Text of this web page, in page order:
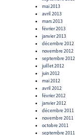
mai 2013
avril 2013
mars 2013
février 2013
janvier 2013
décembre 2012
novembre 2012
septembre 2012
juillet 2012
juin 2012
mai 2012
avril 2012
février 2012
janvier 2012
décembre 2011
novembre 2011
octobre 2011
septembre 2011